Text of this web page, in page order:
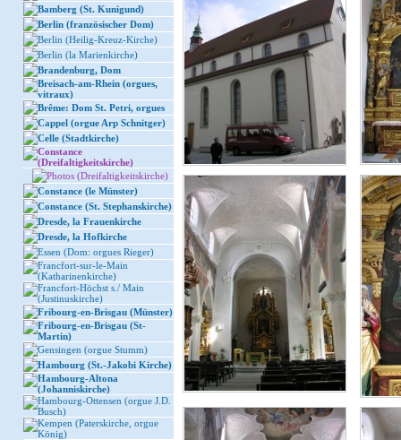
Bamberg (St. Kunigund)
Berlin (französischer Dom)
Berlin (Heilig-Kreuz-Kirche)
Berlin (la Marienkirche)
Brandenburg, Dom
Breisach-am-Rhein (orgues,
vitraux)
Brême: Dom St. Petri, orgues
Cappel (orgue Arp Schnitger)
Celle (Stadtkirche)
Constance
(Dreifaltigkeitskirche)
Photos (Dreifaltigkeitskirche)
Constance (le Münster)
Constance (St. Stephanskirche)
Dresde, la Frauenkirche
Dresde, la Hofkirche
Essen (Dom: orgues Rieger)
Francfort-sur-le-Main
(Katharinenkirche)
Francfort-Höchst s./ Main
(Justinuskirche)
Fribourg-en-Brisgau (Münster)
Fribourg-en-Brisgau (St-
Martin)
Gensingen (orgue Stumm)
Hambourg (St.-Jakobi Kirche)
Hambourg-Altona
(Johanniskirche)
Hambourg-Ottensen (orgue J.D.
Busch)
Kempen (Paterskirche, orgue
König)